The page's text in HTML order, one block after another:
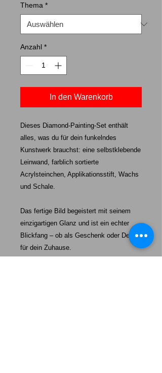
Thema *
Anzahl *
In den Warenkorb
Dieses Diamond-Painting-Set enthält
alles, was du für dein funkelndes
Kunstwerk brauchst: eine selbstklebende
Leinwand, farblich sortierte
Acrylsteinchen, Applikationsstift, Wachs
und Schale.
Das fertige Bild begeistert mit seinem
einzigartigen Glanz und ist ein echter
Blickfang – ob als Geschenk oder Deko
für dein Zuhause.